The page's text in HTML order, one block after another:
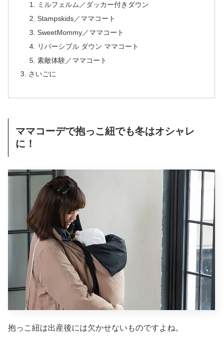
ミルフェルム／ダッカー付きダウン
Stampskids／ママコート
SweetMommy／ママコート
リバーシブル ダウン ママコート
素敵体験／ママコート
さいごに
ママコーデで抱っこ紐でも冬はオシャレ
に！
抱っこ紐は出産後には欠かせないものですよね。